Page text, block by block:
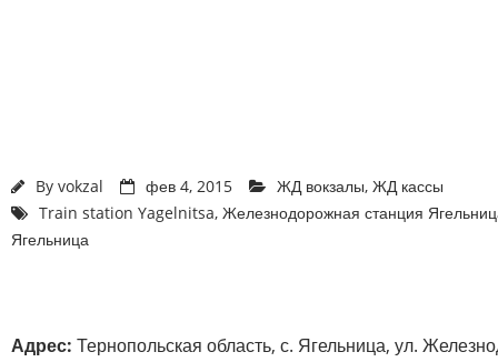
By vokzal фев 4, 2015 ЖД вокзалы, ЖД кассы
Train station Yagelnitsa, Железнодорожная станция
Ягельница
Адрес: Тернопольская область, с. Ягельница, ул.